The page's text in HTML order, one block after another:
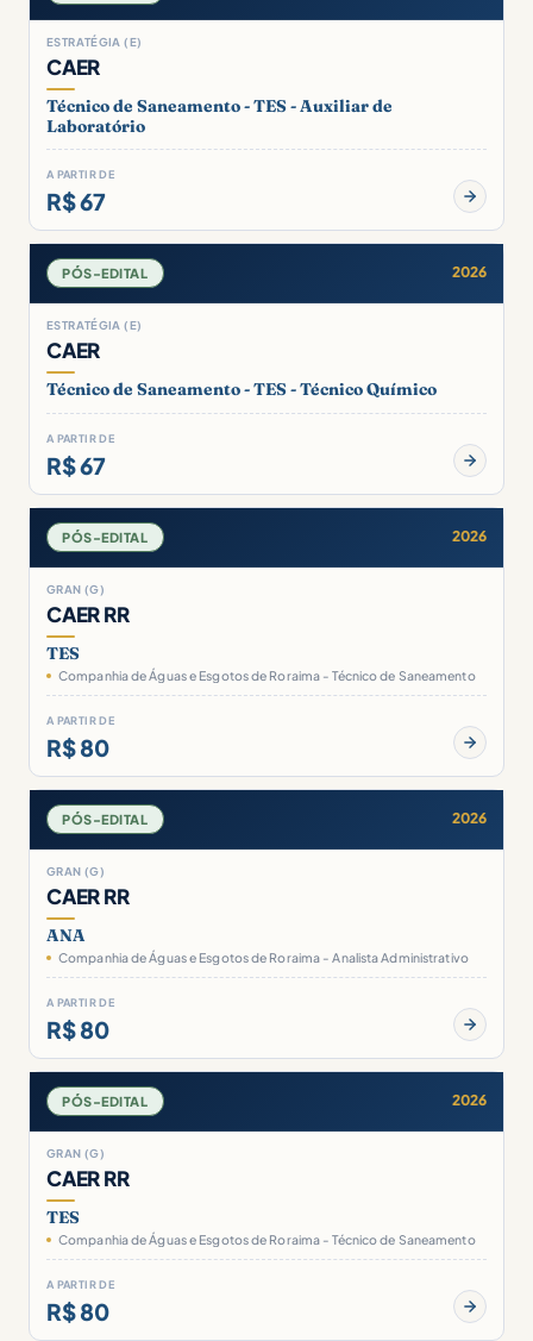
ESTRATÉGIA (E)
CAER
Técnico de Saneamento - TES - Auxiliar de
Laboratório
A PARTIR DE
R$ 67
PÓS-EDITAL 2026
ESTRATÉGIA (E)
CAER
Técnico de Saneamento - TES - Técnico Químico
A PARTIR DE
R$ 67
PÓS-EDITAL 2026
GRAN (G)
CAER RR
TES
Companhia de Águas e Esgotos de Roraima - Técnico de Saneamento
A PARTIR DE
R$ 80
PÓS-EDITAL 2026
GRAN (G)
CAER RR
ANA
Companhia de Águas e Esgotos de Roraima - Analista Administrativo
A PARTIR DE
R$ 80
PÓS-EDITAL 2026
GRAN (G)
CAER RR
TES
Companhia de Águas e Esgotos de Roraima - Técnico de Saneamento
A PARTIR DE
R$ 80